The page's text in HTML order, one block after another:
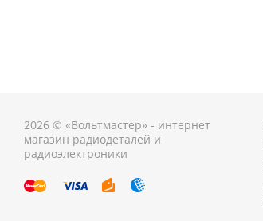
2026 © «Вольтмастер» - интернет
магазин радиодеталей и
радиоэлектроники